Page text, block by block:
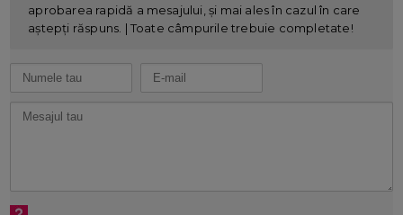
aprobarea rapidă a mesajului, și mai ales în cazul în care
aștepți răspuns. | Toate câmpurile trebuie completate!